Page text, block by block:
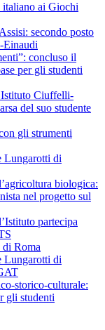
ai Giochi
secondo posto
concluso il
per gli studenti
Ciuffelli-
del suo studente
gli strumenti
Lungarotti di
biologica:
nel progetto sul
partecipa
Roma
Lungarotti di
storico-culturale:
gli studenti